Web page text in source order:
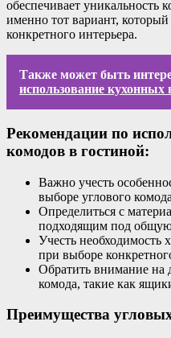
обеспечивает уникальность
именно тот вариант,
конкретного интерьера.
Также может быть
использование
Рекомендации по
комодов в гостиной:
Важно учесть
выборе углового
Определиться с
подходящим под
Учесть необходимость
при выборе
Обратить внимание на
комода, такие как
Преимущества